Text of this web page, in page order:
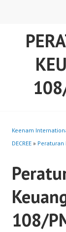
Keenam
DECREE » Peraturan
108/